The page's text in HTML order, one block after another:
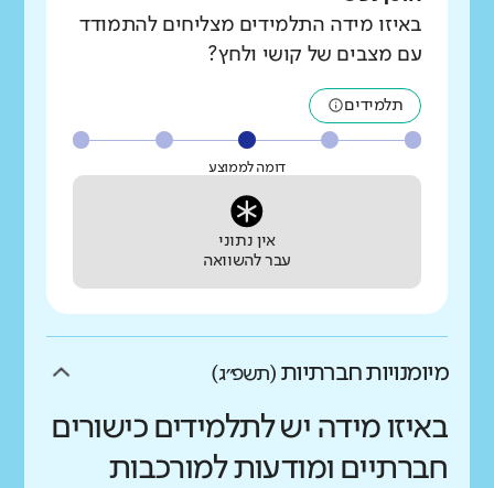
באיזו מידה התלמידים מצליחים להתמודד
עם מצבים של קושי ולחץ?
תלמידים
דומה לממוצע
אין נתוני
עבר להשוואה
מיומנויות חברתיות (תשפ״ג)
באיזו מידה יש לתלמידים כישורים
חברתיים ומודעות למורכבות